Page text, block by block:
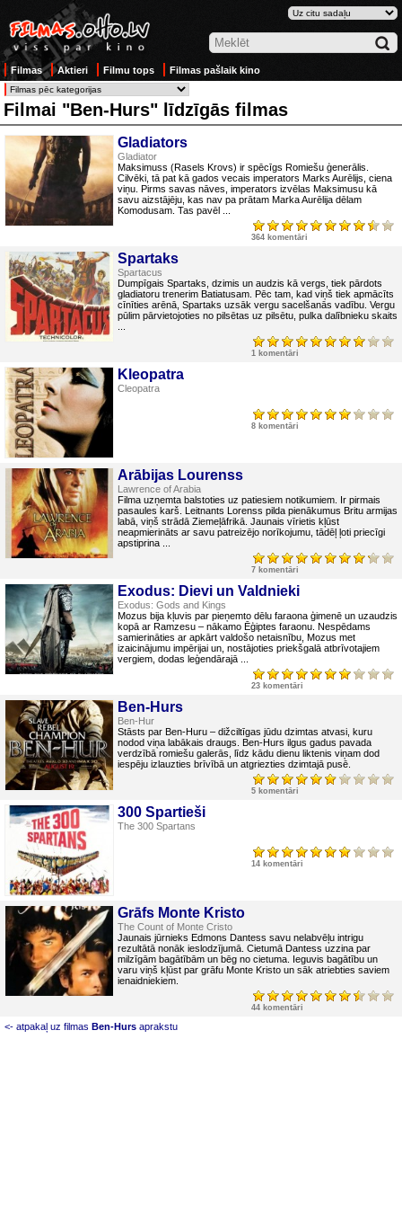
Filmas Aktieri Filmu tops Filmas pašlaik kino
Filmai "Ben-Hurs" līdzīgās filmas
Gladiators
Gladiator
Maksimuss (Rasels Krovs) ir spēcīgs Romiešu ģenerālis.
Cilvēki, tā pat kā gados vecais imperators Marks Aurēlijs, ciena
viņu. Pirms savas nāves, imperators izvēlas Maksimusu kā
savu aizstājēju, kas nav pa prātam Marka Aurēlija dēlam
Komodusam. Tas pavēl ...
364 komentāri
Spartaks
Spartacus
Dumpīgais Spartaks, dzimis un audzis kā vergs, tiek pārdots
gladiatoru trenerim Batiatusam. Pēc tam, kad viņš tiek apmācīts
cīnīties arēnā, Spartaks uzsāk vergu sacelšanās vadību. Vergu
pūlim pārvietojoties no pilsētas uz pilsētu, pulka dalībnieku skaits
1 komentāri
Kleopatra
Cleopatra
8 komentāri
Arābijas Lourenss
Lawrence of Arabia
Filma uzņemta balstoties uz patiesiem notikumiem. Ir pirmais
pasaules karš. Leitnants Lorenss pilda pienākumus Britu armijas
labā, viņš strādā Ziemeļāfrikā. Jaunais vīrietis kļūst
neapmierināts ar savu patreizējo norīkojumu, tādēļ ļoti priecīgi
apstiprina ...
7 komentāri
Exodus: Dievi un Valdnieki
Exodus: Gods and Kings
Mozus bija kļuvis par pieņemto dēlu faraona ģimenē un uzaudzis
kopā ar Ramzesu – nākamo Ēģiptes faraonu. Nespēdams
samierināties ar apkārt valdošo netaisnību, Mozus met
izaicinājumu impērijai un, nostājoties priekšgalā atbrīvotajiem
vergiem, dodas leģendārajā ...
23 komentāri
Ben-Hurs
Ben-Hur
Stāsts par Ben-Huru – dižciltīgas jūdu dzimtas atvasi, kuru
nodod viņa labākais draugs. Ben-Hurs ilgus gadus pavada
verdzībā romiešu galerās, līdz kādu dienu liktenis viņam dod
iespēju izlauzties brīvībā un atgriezties dzimtajā pusē.
5 komentāri
300 Spartieši
The 300 Spartans
14 komentāri
Grāfs Monte Kristo
The Count of Monte Cristo
Jaunais jūrnieks Edmons Dantess savu nelabvēļu intrigu
rezultātā nonāk ieslodzījumā. Cietumā Dantess uzzina par
milzīgām bagātībām un bēg no cietuma. Ieguvis bagātību un
varu viņš kļūst par grāfu Monte Kristo un sāk atriebties saviem
ienaidniekiem.
44 komentāri
<- atpakaļ uz filmas Ben-Hurs aprakstu